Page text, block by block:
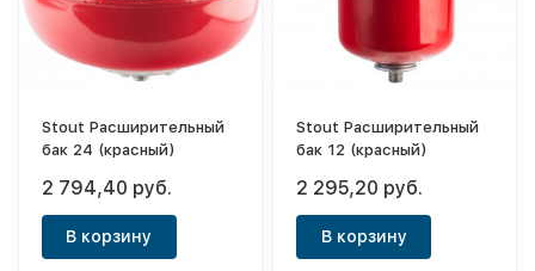
Stout Расширительный
бак 24 (красный)
2 794,40 руб.
В корзину
Stout Расширительный
бак 12 (красный)
2 295,20 руб.
В корзину